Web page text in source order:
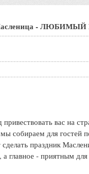
- ЛЮБИМЫЙ
вас на
собираем для гостей
праздник
главное - приятным для